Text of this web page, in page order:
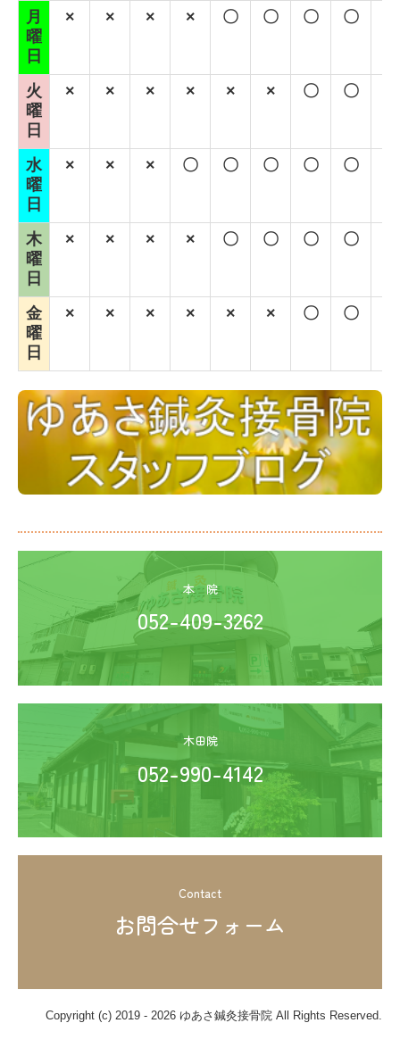
月
曜
日
× × × × 〇 〇 〇 〇
火
曜
日
× × × × × × 〇 〇
水
曜
日
× × × 〇 〇 〇 〇 〇
木
曜
日
× × × × 〇 〇 〇 〇
金
曜
日
× × × × × × 〇 〇
本　院
052-409-3262
木田院
052-990-4142
Contact
お問合せフォーム
Copyright (c) 2019 - 2026 ゆあさ鍼灸接骨院 All Rights Reserved.